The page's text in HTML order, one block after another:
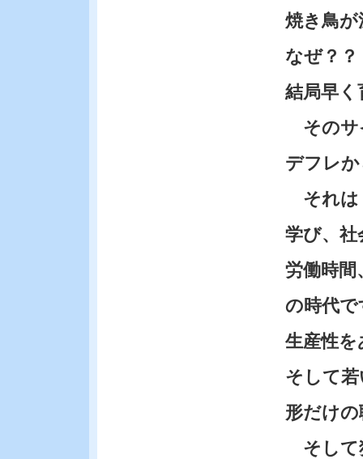
焼き鳥が
なぜ？？
結局早く
そのサ
デフレか
それは
学び、社
労働時間
の時代で
生産性を
そして若
形だけの
そして